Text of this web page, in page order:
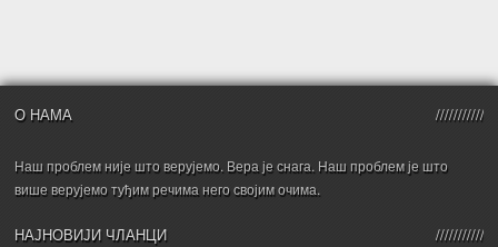
О НАМА
Наш проблем није што верујемо. Вера је снага. Наш проблем је што
више верујемо туђим речима него својим очима.
НАЈНОВИЈИ ЧЛАНЦИ